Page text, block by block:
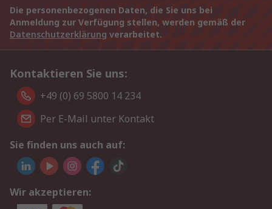
Die personenbezogenen Daten, die Sie uns bei
Anmeldung zur Verfügung stellen, werden gemäß der
Datenschutzerklärung verarbeitet.
Kontaktieren Sie uns:
+49 (0) 69 5800 14 234
Per E-Mail unter Kontakt
Sie finden uns auch auf:
Wir akzeptieren: